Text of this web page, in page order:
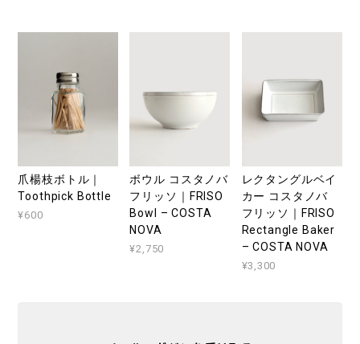
爪楊枝ボトル｜
Toothpick Bottle
¥600
ボウル コスタノバ
フリッソ｜FRISO
Bowl – COSTA
NOVA
¥2,750
レクタングルベイ
カー コスタノバ
フリッソ｜FRISO
Rectangle Baker
– COSTA NOVA
¥3,300